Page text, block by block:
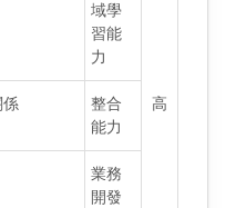
域學
習能
力
高
係
整合
能力
業務
開發